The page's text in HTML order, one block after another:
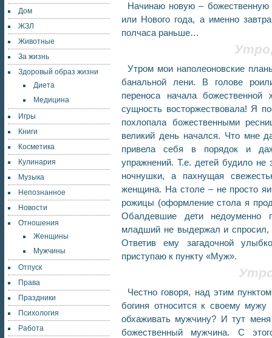
Дом
ЖЗЛ
Животные
За жизнь
Здоровый образ жизни
Диета
Медицина
Игры
Книги
Косметика
Кулинария
Музыка
Непознанное
Новости
Отношения
Женщины
Мужчины
Отпуск
Права
Праздники
Психология
Работа
Начинаю новую –
или Нового года, а именно
полчаса раньше…
Утром мои наполеоновские
банальной лени. В голове
переноса начала
сущность восторжествовала! Я
похлопала божественными
великий день начался. Что мне
привела себя в порядок и
упражнений. Т.е. детей будило не
ночнушки, а пахнущая
женщина. На столе – не просто
рожицы (оформление стола я
Обалдевшие дети недоуменно
младший не выдержал и спросил,
Ответив ему загадочной
приступаю к пункту «Муж».
Честно говоря, над этим
богиня относится к своему
обхаживать мужчину? И тут
божественный мужчина. С